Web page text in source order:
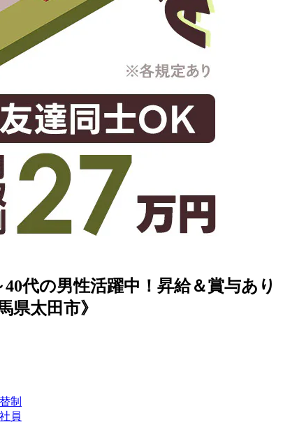
代の男性活躍中！昇給＆賞与あり
太田市》
制
員